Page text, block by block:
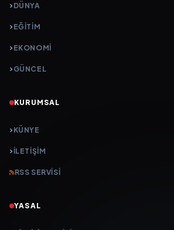
DÜNYA
EĞİTİM
EKONOMİ
GÜNCEL
KURUMSAL
KÜNYE
İLETIŞIM
RSS SERVISI
YASAL